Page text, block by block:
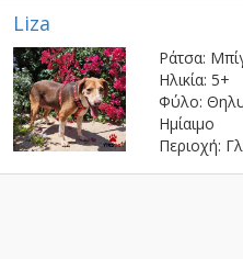
Liza
Ράτσα:
Ηλικία: 5+
Φύλο:
Ημίαιμο
Περιοχή: